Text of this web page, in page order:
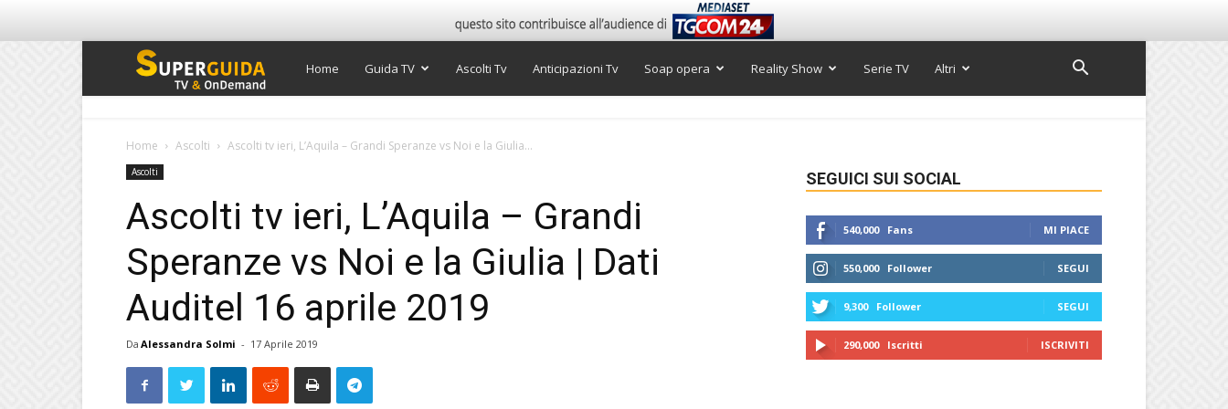
Super
Home Guida TV Ascolti Tv Anticipazioni Tv Soap opera Reality Show Serie TV Altri
Home Ascolti Ascolti tv ieri, L’Aquila – Grandi Speranze vs Noi e la Giulia...
Ascolti
Ascolti tv ieri, L’Aquila – Grandi
Speranze vs Noi e la Giulia | Dati
Auditel 16 aprile 2019
Da Alessandra Solmi - 17 Aprile 2019
SEGUICI SUI SOCIAL
540,000 Fans MI PIACE
550,000 Follower SEGUI
9,300 Follower SEGUI
290,000 Iscritti ISCRIVITI